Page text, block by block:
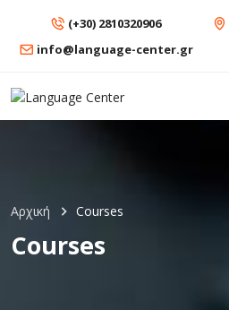
(+30) 2810320906
info@language-center.gr
Αρχική Courses
Courses